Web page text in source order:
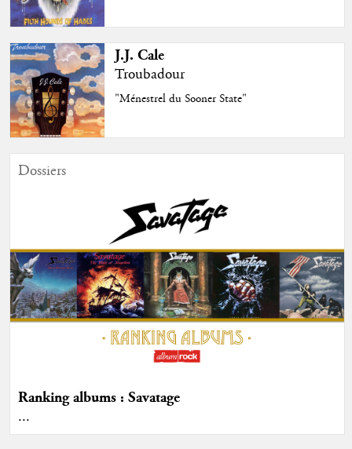
J.J. Cale
Troubadour
"Ménestrel du Sooner State"
Dossiers
Ranking albums : Savatage
...